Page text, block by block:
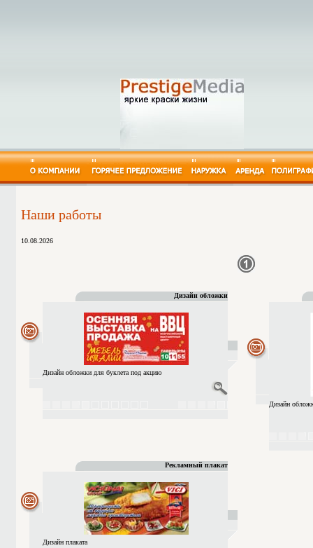
Штендеры в Москве
Оформление фасадов зданий в
Перетяжки - Транспаранты/
Торговое оборудование в Москве
Плоттерная резка в Москве
Услуги регистрации наружной
СВЕТОВЫЕ УКАЗАТЕЛИ в Москве
Аренда перетяжек
Аренда рекламных
Двухсторонняя
Двухсторонняя
Плакат
Наши работы
10.08.2026
Дизайн обложки
Дизайн обложки для буклета под акцию
Дизайн
Рекламный плакат
Дизайн плаката